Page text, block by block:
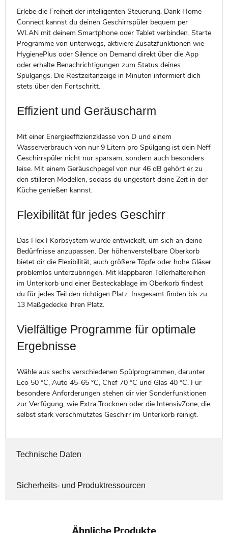
Erlebe die Freiheit der intelligenten Steuerung. Dank Home
Connect kannst du deinen Geschirrspüler bequem per
WLAN mit deinem Smartphone oder Tablet verbinden. Starte
Programme von unterwegs, aktiviere Zusatzfunktionen wie
HygienePlus oder Silence on Demand direkt über die App
oder erhalte Benachrichtigungen zum Status deines
Spülgangs. Die Restzeitanzeige in Minuten informiert dich
stets über den Fortschritt.
Effizient und Geräuscharm
Mit einer Energieeffizienzklasse von D und einem
Wasserverbrauch von nur 9 Litern pro Spülgang ist dein Neff
Geschirrspüler nicht nur sparsam, sondern auch besonders
leise. Mit einem Geräuschpegel von nur 46 dB gehört er zu
den stilleren Modellen, sodass du ungestört deine Zeit in der
Küche genießen kannst.
Flexibilität für jedes Geschirr
Das Flex I Korbsystem wurde entwickelt, um sich an deine
Bedürfnisse anzupassen. Der höhenverstellbare Oberkorb
bietet dir die Flexibilität, auch größere Töpfe oder hohe Gläser
problemlos unterzubringen. Mit klappbaren Tellerhaltereihen
im Unterkorb und einer Besteckablage im Oberkorb findest
du für jedes Teil den richtigen Platz. Insgesamt finden bis zu
13 Maßgedecke ihren Platz.
Vielfältige Programme für optimale
Ergebnisse
Wähle aus sechs verschiedenen Spülprogrammen, darunter
Eco 50 °C, Auto 45-65 °C, Chef 70 °C und Glas 40 °C. Für
besondere Anforderungen stehen dir vier Sonderfunktionen
zur Verfügung, wie Extra Trocknen oder die IntensivZone, die
selbst stark verschmutztes Geschirr im Unterkorb reinigt.
Technische Daten
Sicherheits- und Produktressourcen
Ähnliche Produkte